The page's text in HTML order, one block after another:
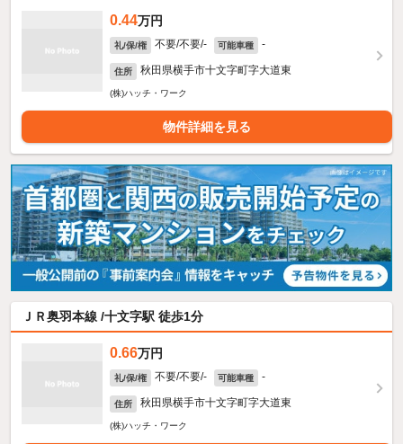
0.44万円
礼/保/権 不要/不要/- 可能車種 -
住所 秋田県横手市十文字町字大道東
(株)ハッチ・ワーク
物件詳細を見る
ＪＲ奥羽本線 /十文字駅 徒歩1分
0.66万円
礼/保/権 不要/不要/- 可能車種 -
住所 秋田県横手市十文字町字大道東
(株)ハッチ・ワーク